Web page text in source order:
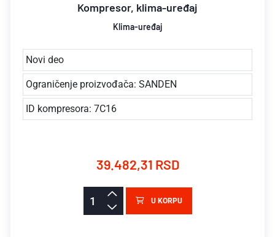
Kompresor, klima-uređaj
Klima-uređaj
Novi deo
Ograničenje proizvođača: SANDEN
ID kompresora: 7C16
39.482,31 RSD
U KORPU